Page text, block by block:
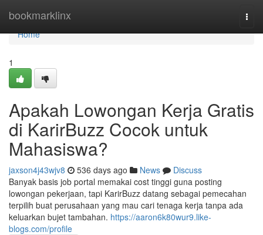
bookmarklinx
Home
Home
1
Apakah Lowongan Kerja Gratis
di KarirBuzz Cocok untuk
Mahasiswa?
jaxson4j43wjv8 536 days ago News
Discuss
Banyak basis job portal memakai cost tinggi guna posting
lowongan pekerjaan, tapi KarirBuzz datang sebagai pemecahan
terpilih buat perusahaan yang mau cari tenaga kerja tanpa ada
keluarkan bujet tambahan. https://aaron6k80wur9.like-
blogs.com/profile